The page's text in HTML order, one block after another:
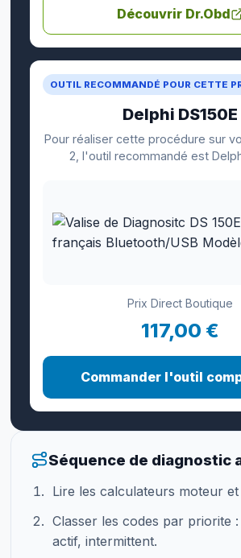
OUTIL RECOMMANDÉ POUR CETTE
Delphi DS150E
Pour réaliser cette procédure sur
2, l'outil recommandé est
Prix Direct Boutique
117,00 €
Commander l'outil
Découvrir Dr.Obd
Séquence de diagnostic
Lire les calculateurs moteur
Classer les codes par priorite
actif, intermittent.